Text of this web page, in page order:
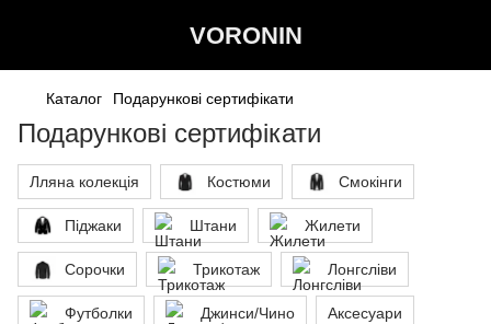
VORONIN
Каталог Подарункові сертифікати
Подарункові сертифікати
Лляна колекція Костюми Смокінги
Піджаки Штани Жилети
Сорочки Трикотаж Лонгсліви
Футболки Джинси/Чино Аксесуари